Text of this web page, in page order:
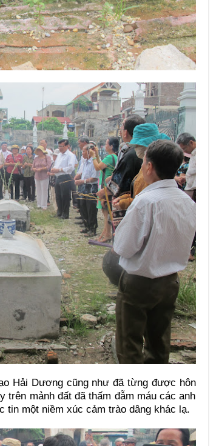
Hải Dương cũng như đã từng được hôn
trên mảnh đất đã thấm đẫm máu các anh
tin một niềm xúc cảm trào dâng khác lạ.